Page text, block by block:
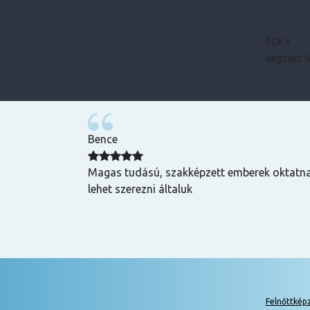
10K+
végzett
Bence
Magas tudású, szakképzett emberek
lehet szerezni általuk